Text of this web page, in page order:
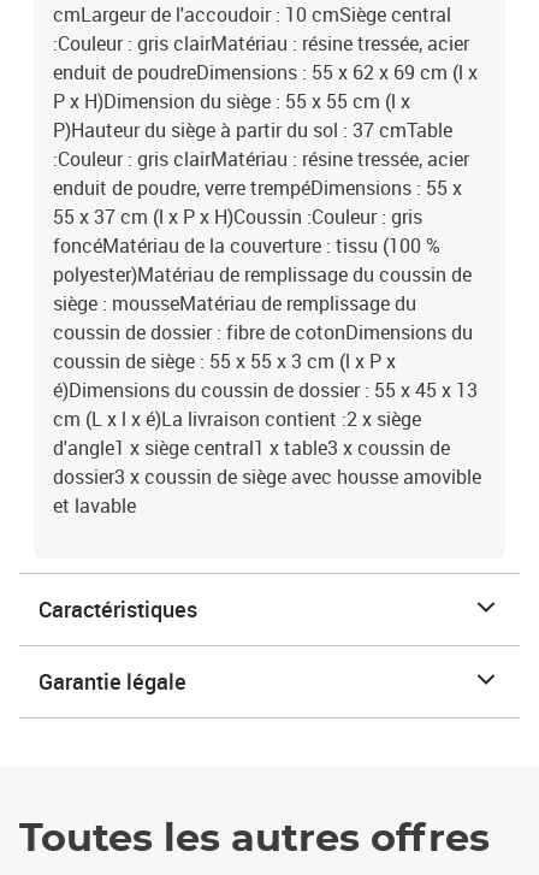
cmLargeur de l'accoudoir : 10 cmSiège central
:Couleur : gris clairMatériau : résine tressée, acier
enduit de poudreDimensions : 55 x 62 x 69 cm (l x
P x H)Dimension du siège : 55 x 55 cm (l x
P)Hauteur du siège à partir du sol : 37 cmTable
:Couleur : gris clairMatériau : résine tressée, acier
enduit de poudre, verre trempéDimensions : 55 x
55 x 37 cm (l x P x H)Coussin :Couleur : gris
foncéMatériau de la couverture : tissu (100 %
polyester)Matériau de remplissage du coussin de
siège : mousseMatériau de remplissage du
coussin de dossier : fibre de cotonDimensions du
coussin de siège : 55 x 55 x 3 cm (l x P x
é)Dimensions du coussin de dossier : 55 x 45 x 13
cm (L x l x é)La livraison contient :2 x siège
d'angle1 x siège central1 x table3 x coussin de
dossier3 x coussin de siège avec housse amovible
et lavable
Caractéristiques
Garantie légale
Toutes les autres offres